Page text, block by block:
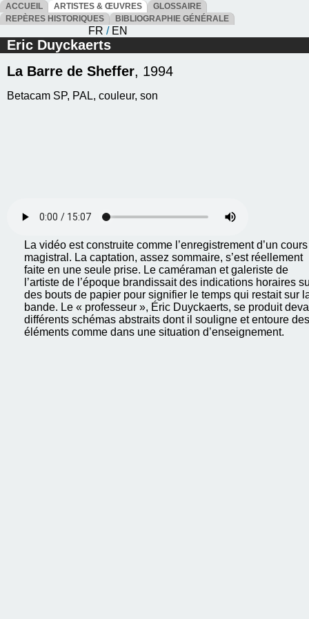
ACCUEIL ARTISTES & ŒUVRES
GLOSSAIRE
REPÈRES HISTORIQUES
BIBLIOGRAPHIE GÉNÉRALE
FR / EN
Eric Duyckaerts